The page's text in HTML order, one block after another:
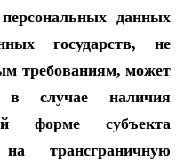
данных
государств, не
требованиям, может
в случае наличия
форме субъекта
трансграничную